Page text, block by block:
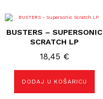
BUSTERS – SUPERSONIC
SCRATCH LP
18,45 €
DODAJ U KOŠARICU